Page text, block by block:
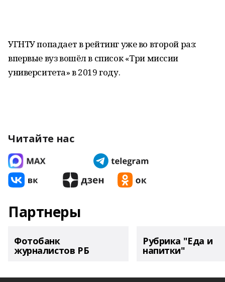
УГНТУ попадает в рейтинг уже во второй раз:
впервые вуз вошёл в список «Три миссии
университета» в 2019 году.
Читайте нас
Партнеры
Фотобанк
журналистов РБ
Рубрика "Еда и
напитки"